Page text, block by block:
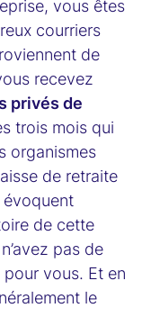
vous êtes
courriers
de
recevez
privés de
trois mois qui
organismes
de retraite
évoquent
de cette
pas de
pour vous. Et en
le